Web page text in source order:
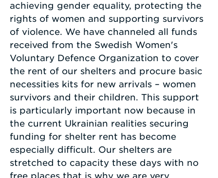
achieving gender equality, protecting the
rights of women and supporting survivors
of violence. We have channeled all funds
received from the Swedish Women's
Voluntary Defence Organization to cover
the rent of our shelters and procure basic
necessities kits for new arrivals – women
survivors and their children. This support
is particularly important now because in
the current Ukrainian realities securing
funding for shelter rent has become
especially difficult. Our shelters are
stretched to capacity these days with no